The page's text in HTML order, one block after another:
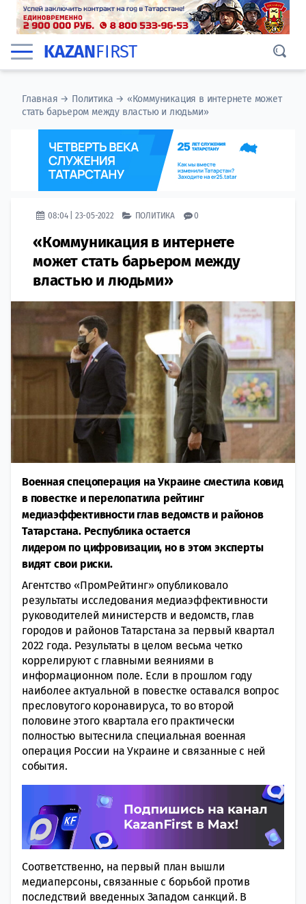
KAZANFIRST
Главная → Политика → «Коммуникация в интернете может
стать барьером между властью и людьми»
08:04 | 23-05-2022 ПОЛИТИКА 0
«Коммуникация в интернете
может стать барьером между
властью и людьми»
Военная спецоперация на Украине сместила ковид
в повестке и перелопатила рейтинг
медиаэффективности глав ведомств и районов
Татарстана. Республика остается
лидером по цифровизации, но в этом эксперты
видят свои риски.
Агентство «ПромРейтинг» опубликовало
результаты исследования медиаэффективности
руководителей министерств и ведомств, глав
городов и районов Татарстана за первый квартал
2022 года. Результаты в целом весьма четко
коррелируют с главными веяниями в
информационном поле. Если в прошлом году
наиболее актуальной в повестке оставался вопрос
пресловутого коронавируса, то во второй
половине этого квартала его практически
полностью вытеснила специальная военная
операция России на Украине и связанные с ней
события.
Соответственно, на первый план вышли
медиаперсоны, связанные с борьбой против
последствий введенных Западом санкций. В